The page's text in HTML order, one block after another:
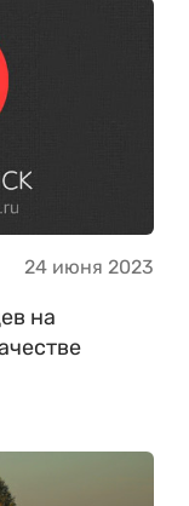
24 июня 2023
на